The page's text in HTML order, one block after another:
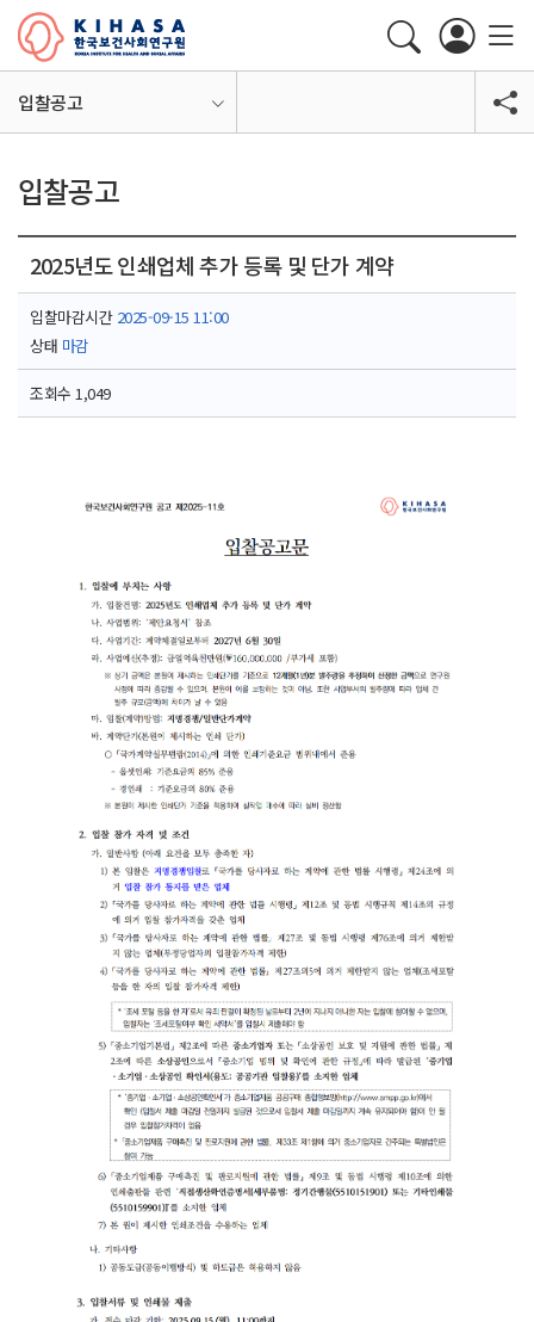
입찰공고
입찰공고
2025년도 인쇄업체 추가 등록 및 단가 계약
입찰마감시간 2025-09-15 11:00
상태 마감
조회수 1,049